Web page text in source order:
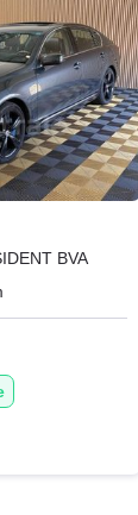
BVA